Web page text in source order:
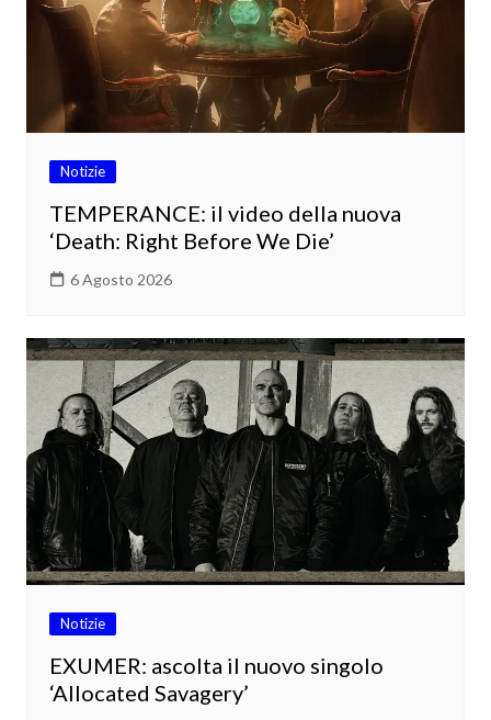
Notizie
TEMPERANCE: il video della nuova
‘Death: Right Before We Die’
6 Agosto 2026
Notizie
EXUMER: ascolta il nuovo singolo
‘Allocated Savagery’